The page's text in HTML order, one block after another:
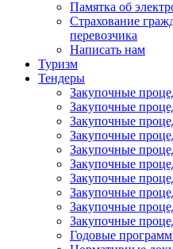
Памятка об
Страхование
перевозчика
Написать нам
Туризм
Тендеры
Закупочные
Закупочные
Закупочные
Закупочные
Закупочные
Закупочные
Закупочные
Закупочные
Закупочные
Закупочные
Годовые